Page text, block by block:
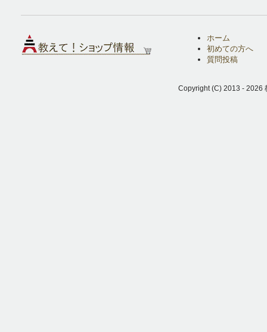
ホーム
初めての方へ
質問投稿
Copyright (C) 2013 - 2026